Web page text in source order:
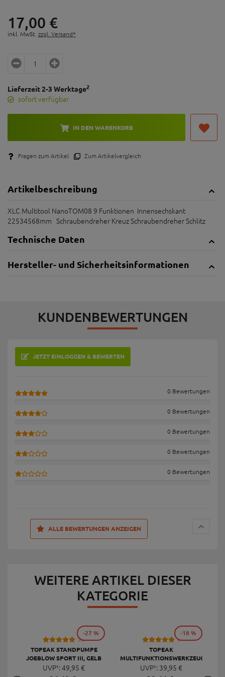
17,00 €
inkl. MwSt. zzgl. Versand*
Lieferzeit 2-3 Werktage2
sofort verfügbar
IN DEN WARENKORB
Fragen zum Artikel Zum Artikelvergleich
Artikelbeschreibung
XLC Multitool NanoTOM08 9 Funktionen Innensechskant
22534568mm Schraubendreher Kreuz Schraubendreher Schlitz
Technische Daten
Hersteller- und Sicherheitsinformationen
KUNDENBEWERTUNGEN
JETZT EINLOGGEN & BEWERTEN
0 Bewertungen
0 Bewertungen
0 Bewertungen
0 Bewertungen
0 Bewertungen
ALLE BEWERTUNGEN ANZEIGEN
WEITERE ARTIKEL DIESER
KATEGORIE
53
TOPEAK STANDPUMPE
JOEBLOW SPORT III, GELB
UVP¹:49,95 €
-27 %
9
TOPEAK
MULTIFUNKTIONSWERKZEUG
MINI 20 PRO
UVP¹: 39,95 €
-18 %